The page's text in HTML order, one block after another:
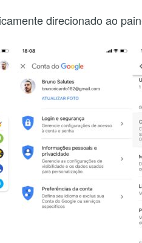
direcionado ao